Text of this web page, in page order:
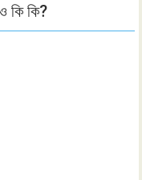
কি কি?